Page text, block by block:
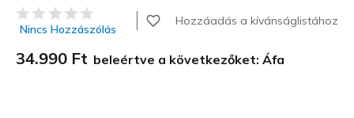
3,5 az 5-ből ügyfélértékelés
Nincs Hozzászólás
Hozzáadás a kívánságlistához
34.990 Ft beleértve a következőket: Áfa